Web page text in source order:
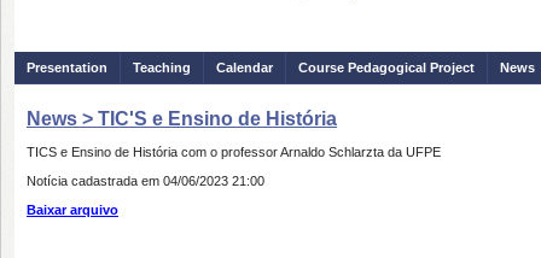
Presentation Teaching Calendar Course Pedagogical Project News
News > TIC'S e Ensino de História
TICS e Ensino de História com o professor Arnaldo Schlarzta da UFPE
Notícia cadastrada em 04/06/2023 21:00
Baixar arquivo